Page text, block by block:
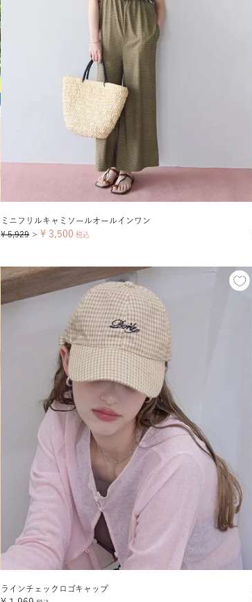
ミニフリルキャミソールオールインワン
¥ 5,929 ＞ ¥ 3,500 税込
ラインチェックロゴキャップ